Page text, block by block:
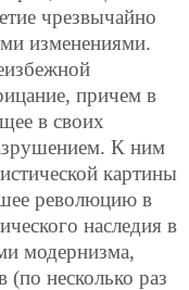
чрезвычайно
изменениями.
причем в
в своих
К ним
картины
революцию в
наследия в
модернизма,
(по несколько раз